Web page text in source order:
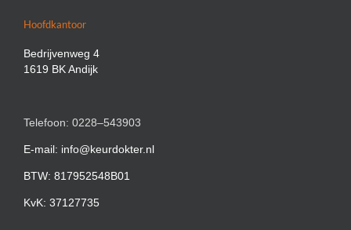
Hoofdkantoor
Bedrijvenweg 4
1619 BK Andijk
Telefoon: 0228–543903
E-mail: info@keurdokter.nl
BTW: 817952548B01
KvK: 37127735